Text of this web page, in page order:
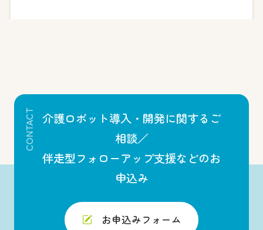
CONTACT 介護ロボット導入・開発に関するご
相談／
伴走型フォローアップ支援などのお
申込み
お申込みフォーム